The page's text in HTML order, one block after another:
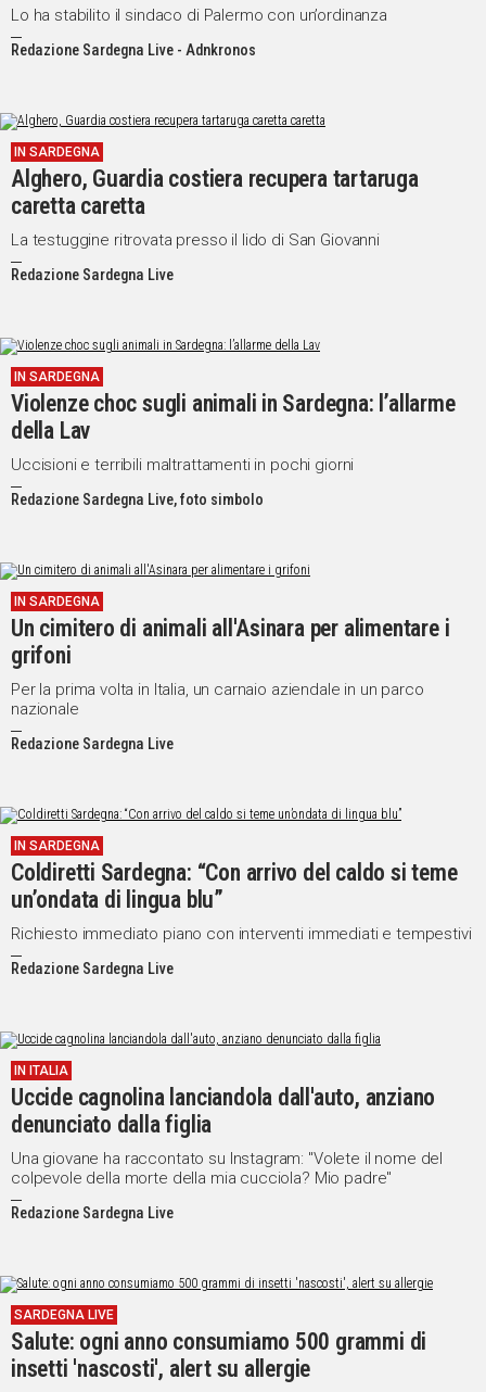
Lo ha stabilito il sindaco di Palermo con un’ordinanza
Redazione Sardegna Live - Adnkronos
IN SARDEGNA
Alghero, Guardia costiera recupera tartaruga
caretta caretta
La testuggine ritrovata presso il lido di San Giovanni
Redazione Sardegna Live
IN SARDEGNA
Violenze choc sugli animali in Sardegna: l’allarme
della Lav
Uccisioni e terribili maltrattamenti in pochi giorni
Redazione Sardegna Live, foto simbolo
IN SARDEGNA
Un cimitero di animali all'Asinara per alimentare i
grifoni
Per la prima volta in Italia, un carnaio aziendale in un parco
nazionale
Redazione Sardegna Live
IN SARDEGNA
Coldiretti Sardegna: “Con arrivo del caldo si teme
un’ondata di lingua blu”
Richiesto immediato piano con interventi immediati e tempestivi
Redazione Sardegna Live
IN ITALIA
Uccide cagnolina lanciandola dall'auto, anziano
denunciato dalla figlia
Una giovane ha raccontato su Instagram: "Volete il nome del
colpevole della morte della mia cucciola? Mio padre"
Redazione Sardegna Live
SARDEGNA LIVE
Salute: ogni anno consumiamo 500 grammi di
insetti 'nascosti', alert su allergie